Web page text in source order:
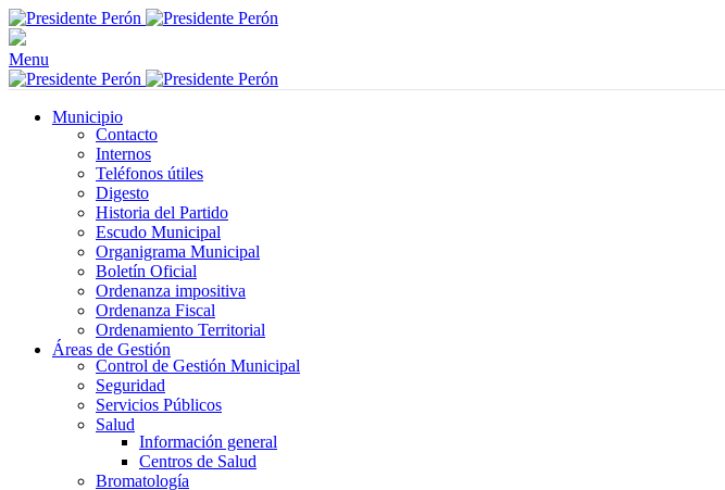
Menu
Municipio
Contacto
Internos
Teléfonos útiles
Digesto
Historia del Partido
Escudo Municipal
Organigrama Municipal
Boletín Oficial
Ordenanza impositiva
Ordenanza Fiscal
Ordenamiento Territorial
Áreas de Gestión
Control de Gestión Municipal
Seguridad
Servicios Públicos
Salud
Información general
Centros de Salud
Bromatología